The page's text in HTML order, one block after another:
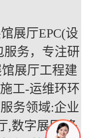
展厅EPC(设
务，专注研
展厅工程建
工-运维环环
务领域:企业
,数字展厅,多